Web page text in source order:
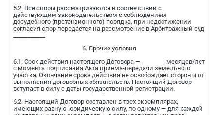
5.2. Все споры рассматриваются в соответствии с
действующим законодательством с соблюдением
досудебного (претензионного) порядка, при недостижении
согласия спор передается на рассмотрение в Арбитражный суд
___________.
6. Прочие условия
6.1. Срок действия настоящего Договора — ________ месяцев/лет
с момента подписания Акта приема-передачи земельного
участка. Окончание срока действия не освобождает стороны от
выполнения договорных обязательств. Настоящий Договор
вступает в силу с даты государственной регистрации.
6.2. Настоящий Договор составлен в трех экземплярах,
имеющих равную юридическую силу, по одному — для каждой